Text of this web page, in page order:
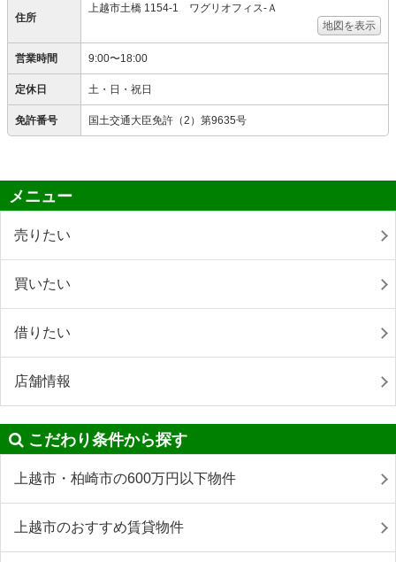
住所
上越市土橋 1154-1 ワグリオフィス‐Ａ
地図を表示
営業時間 9:00〜18:00
定休日 土・日・祝日
免許番号 国土交通大臣免許（2）第9635号
メニュー
売りたい
買いたい
借りたい
店舗情報
こだわり条件から探す
上越市・柏崎市の600万円以下物件
上越市のおすすめ賃貸物件